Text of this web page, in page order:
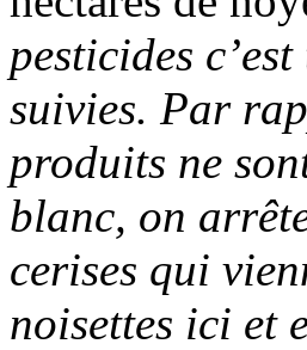
pesticides
suivies. Par
produits ne
blanc, on
cerises qui
noisettes ici et